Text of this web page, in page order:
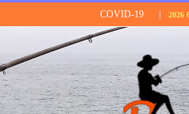
COVID-19